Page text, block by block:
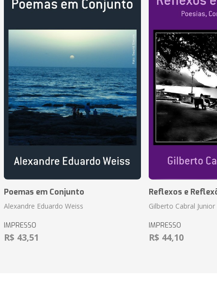
Poemas em Conjunto
Alexandre Eduardo Weiss
IMPRESSO
R$ 43,51
Reflexos e
Gilberto Cabral Junior
IMPRESSO
R$ 44,10